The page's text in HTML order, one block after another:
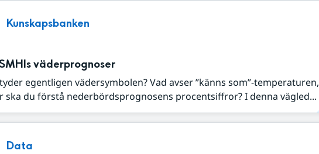
Kunskapsbanken
väderprognoser
egentligen vädersymbolen? Vad avser ”känns som”-temperaturen,
ska du förstå nederbördsprognosens procentsiffror? I denna vägled...
Data